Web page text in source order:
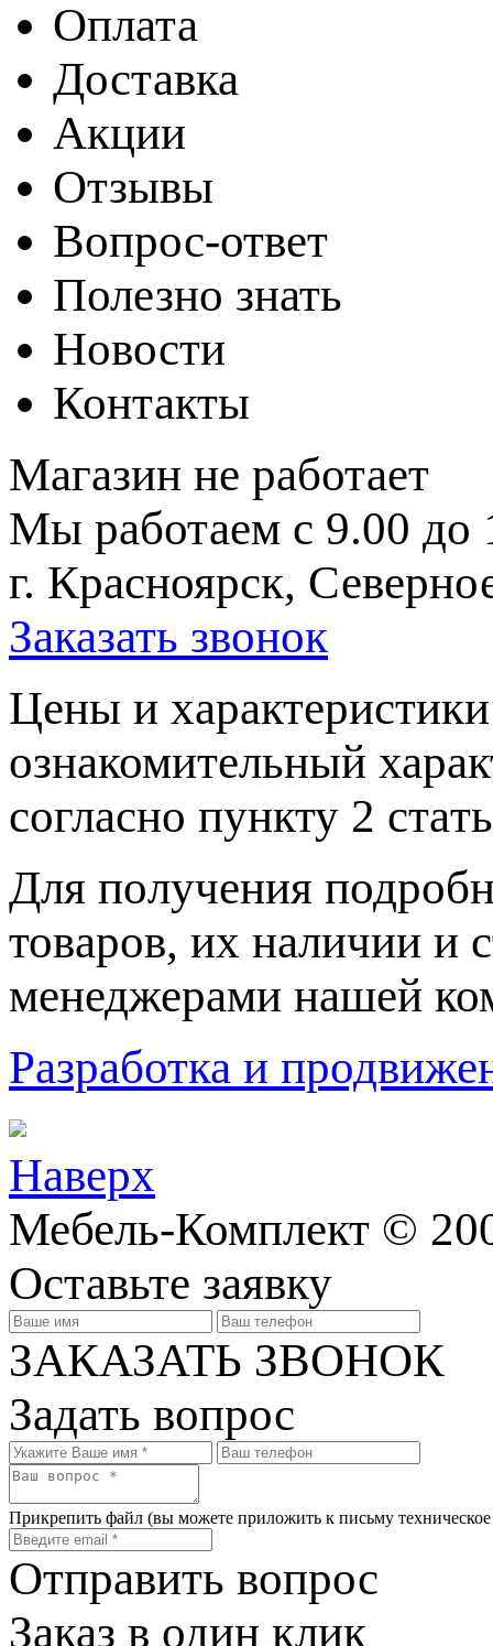
Оплата
Доставка
Акции
Отзывы
Вопрос-ответ
Полезно знать
Новости
Контакты
Магазин не работает
Мы работаем с 9.00 до
г. Красноярск,
Заказать звонок
Цeны и
ознакомительный
согласно пункту 2
Для пoлучения
товaров, их нaличии и
менеджерами нашей
Разработка и
Наверх
Мебель-Комплект ©
Оставьте заявку
ЗАКАЗАТЬ ЗВОНОК
Задать вопрос
Прикрепить файл (вы можете приложить к письму
Отправить вопрос
Заказ в один клик